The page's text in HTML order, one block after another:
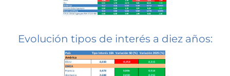
Evolución tipos de interés a diez años: